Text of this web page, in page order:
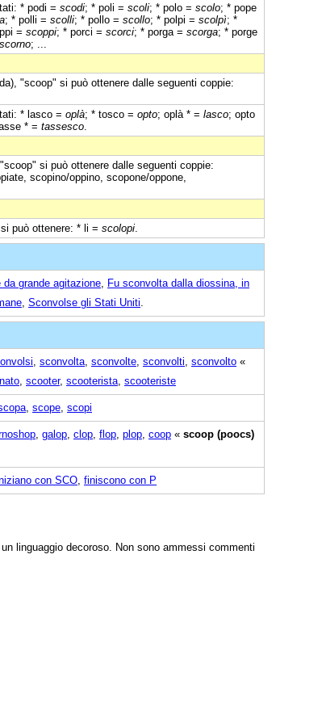
* podi = scodi; * poli = scoli; * polo = scolo; * pope
; * polli = scolli; * pollo = scollo; * polpi = scolpì; *
= scoppi; * porci = scorci; * porga = scorga; * porge
scorno; ...
"scoop" si può ottenere dalle seguenti coppie:
* lasco = oplà; * tosco = opto; oplà * = lasco; opto
* = tassesco
si può ottenere dalle seguenti coppie:
scopino/oppino, scopone/oppone,
può ottenere: * li = scolopi
da grande agitazione Fu sconvolta dalla diossina, in
Sconvolse gli Stati Uniti
sconvolta sconvolte sconvolti sconvolto «
scooter, scooterista scooteriste
scope scopi
galop clop flop plop coop « scoop (poocs)
con SCO finiscono con P
linguaggio decoroso. Non sono ammessi commenti